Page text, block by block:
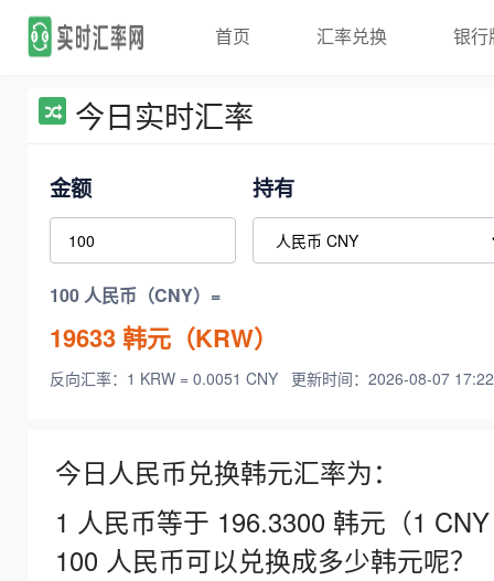
首页 汇率兑换 银行
今日实时汇率
金额 持有
100 人民币（CNY）=
19633韩元（KRW）
反向汇率：1 KRW = 0.0051 CNY 更新时间：2026-08-07
今日人民币兑换韩元汇率为：
1 人民币等于 196.3300 韩元（1
100 人民币可以兑换成多少韩元呢？